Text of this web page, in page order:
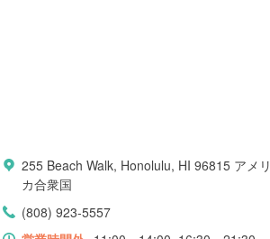
255 Beach Walk, Honolulu, HI 96815 アメリ
カ合衆国
(808) 923-5557